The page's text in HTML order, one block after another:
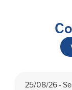
25/08/26 -